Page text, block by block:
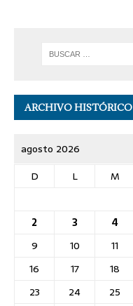
ARCHIVO HISTÓRICO
agosto 2026
D
L M
2
3 4
9
10 11
16
17 18
23
24 25